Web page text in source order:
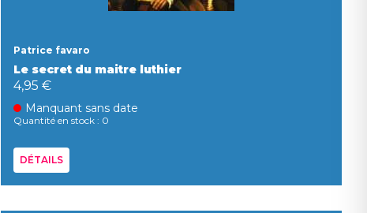
Patrice favaro
Le secret du maitre luthier
4,95 €
Manquant sans date
Quantité en stock : 0
DÉTAILS